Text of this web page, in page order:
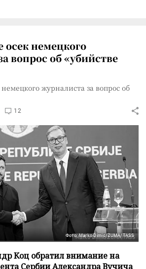
осек немецкого
вопрос об «убийстве
журналиста за вопрос об
12
Фото: Marko Dimic/ZUMA/TASS
Коц обратил внимание на
Сербии Александра Вучича